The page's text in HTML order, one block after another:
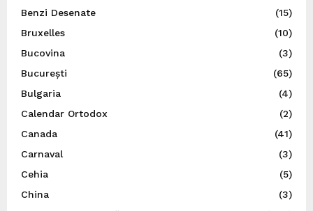
Benzi Desenate
(15)
Bruxelles
(10)
Bucovina
(3)
București
(65)
Bulgaria
(4)
Calendar Ortodox
(2)
Canada
(41)
Carnaval
(3)
Cehia
(5)
China
(3)